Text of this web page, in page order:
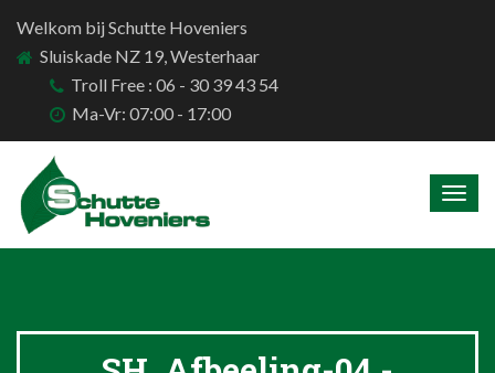
Welkom bij Schutte Hoveniers
Sluiskade NZ 19, Westerhaar
Troll Free : 06 - 30 39 43 54
Ma-Vr: 07:00 - 17:00